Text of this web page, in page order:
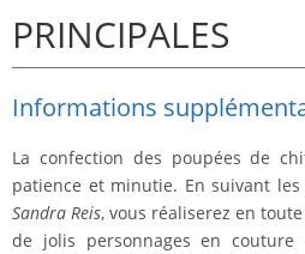
PRINCIPALES
Informations
La confection des poupées de
patience et minutie. En suivant
Sandra Reis, vous réaliserez en
de jolis personnages en